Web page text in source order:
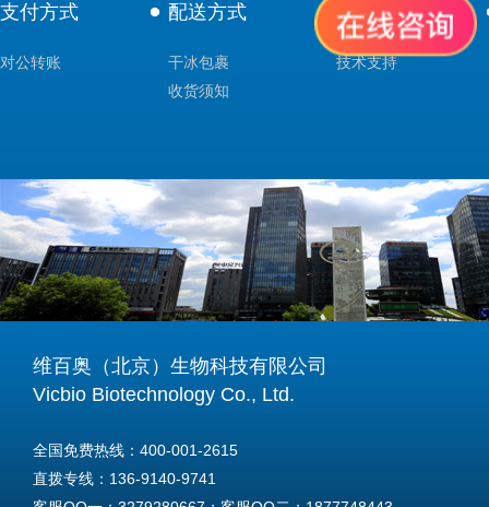
支付方式
对公转账
配送方式
干冰包裹
收货须知
售后服务
技术支持
维百奥（北京）生物科技有限公司
Vicbio Biotechnology Co., Ltd.
全国免费热线：400-001-2615
直拨专线：136-9140-9741